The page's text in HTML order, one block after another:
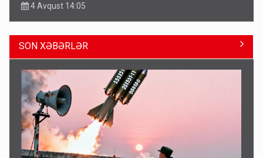
4 Avqust 14:05
SON XƏBƏRLƏR